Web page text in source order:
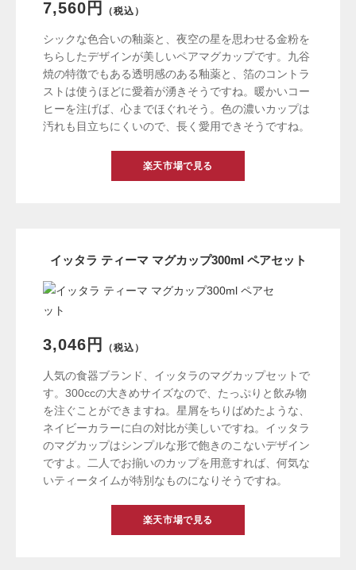
7,560円 （税込）
シックな色合いの釉薬と、夜空の星を思わせる金粉を
ちらしたデザインが美しいペアマグカップです。九谷
焼の特徴でもある透明感のある釉薬と、箔のコントラ
ストは使うほどに愛着が湧きそうですね。暖かいコー
ヒーを注げば、心までほぐれそう。色の濃いカップは
汚れも目立ちにくいので、長く愛用できそうですね。
楽天市場で見る
イッタラ ティーマ マグカップ300ml ペアセット
3,046円 （税込）
人気の食器ブランド、イッタラのマグカップセットで
す。300ccの大きめサイズなので、たっぷりと飲み物
を注ぐことができますね。星屑をちりばめたような、
ネイビーカラーに白の対比が美しいですね。イッタラ
のマグカップはシンプルな形で飽きのこないデザイン
ですよ。二人でお揃いのカップを用意すれば、何気な
いティータイムが特別なものになりそうですね。
楽天市場で見る